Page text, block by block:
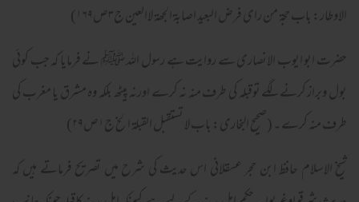
الاوطار: باب حجۃ من رای فرض البعید اصابۃ الجھۃ لاالعین ج۳ص۱۶۹)
حضرت ابو ایوب الانصاری سے روایت ہے رسول اللہ ﷺ نے فرمایا کہ جب کوئی
بول وبراز کرنے لگے توقبلہ کی طرف منہ نہ کرے اورنہ پیٹھ بلکہ وہ مشرق یا مغرب کی
طرف منہ کرے ۔ (صحیح البخاری: باب لا تستقبل القبلۃ الخ ج۱ص۲۹)
شیخ الاسلام حافظ ابن حجر عسقلانی اس حدیث کی شرح میں تصریح فرماتے ہیں کہ